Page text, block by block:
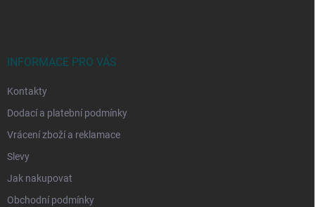
INFORMACE PRO VÁS
Kontakty
Dodací a platební podmínky
Vrácení zboží a reklamace
Slevy
Jak nakupovat
Obchodní podmínky